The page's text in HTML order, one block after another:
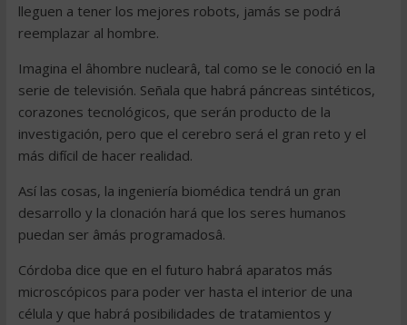
lleguen a tener los mejores robots, jamás se podrá
reemplazar al hombre.
Imagina el âhombre nuclearâ, tal como se le conoció en la
serie de televisión. Señala que habrá páncreas sintéticos,
corazones tecnológicos, que serán producto de la
investigación, pero que el cerebro será el gran reto y el
más difícil de hacer realidad.
Así las cosas, la ingeniería biomédica tendrá un gran
desarrollo y la clonación hará que los seres humanos
puedan ser âmás programadosâ.
Córdoba dice que en el futuro habrá aparatos más
microscópicos para poder ver hasta el interior de una
célula y que habrá posibilidades de tratamientos y